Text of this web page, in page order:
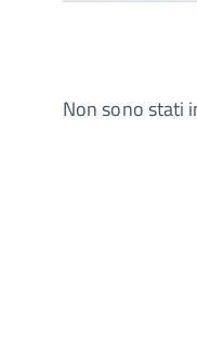
Non sono stati